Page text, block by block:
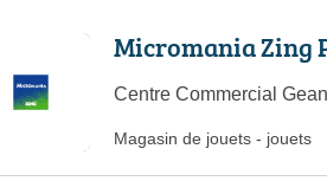
Micromania Zing
Centre Commercial
Magasin de jouets - jouets